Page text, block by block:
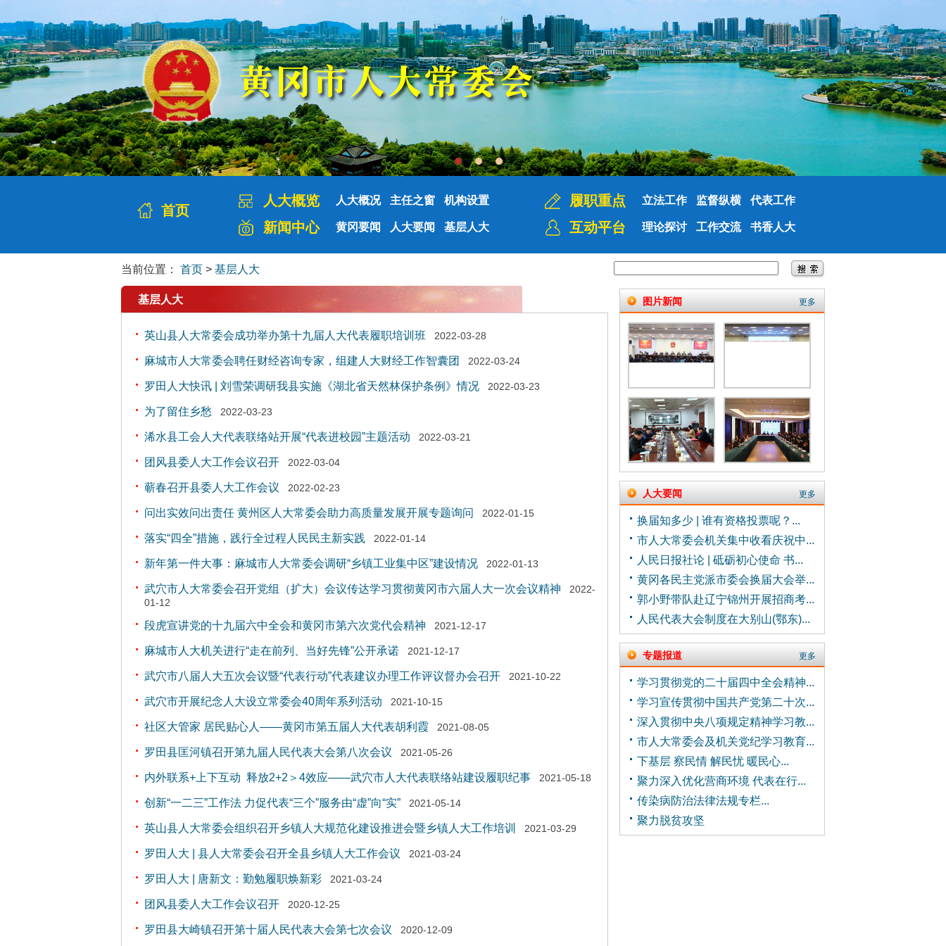
首页
人大概览 人大概况 主任之窗 机构设置
新闻中心 黄冈要闻 人大要闻 基层人大
履职重点 立法工作 监督纵横 代表工作
互动平台 理论探讨 工作交流 书香人大
当前位置： 首页 > 基层人大
基层人大
英山县人大常委会成功举办第十九届人大代表履职培训班 2022-03-28
麻城市人大常委会聘任财经咨询专家，组建人大财经工作智囊团 2022-03-24
罗田人大快讯 | 刘雪荣调研我县实施《湖北省天然林保护条例》情况 2022-03-23
为了留住乡愁 2022-03-23
浠水县工会人大代表联络站开展“代表进校园”主题活动 2022-03-21
团风县委人大工作会议召开 2022-03-04
蕲春召开县委人大工作会议 2022-02-23
问出实效问出责任 黄州区人大常委会助力高质量发展开展专题询问 2022-01-15
落实“四全”措施，践行全过程人民民主新实践 2022-01-14
新年第一件大事：麻城市人大常委会调研“乡镇工业集中区”建设情况 2022-01-13
武穴市人大常委会召开党组（扩大）会议传达学习贯彻黄冈市六届人大一次会议精神
2022-
01-12
段虎宣讲党的十九届六中全会和黄冈市第六次党代会精神 2021-12-17
麻城市人大机关进行“走在前列、当好先锋”公开承诺 2021-12-17
武穴市八届人大五次会议暨“代表行动”代表建议办理工作评议督办会召开 2021-10-22
武穴市开展纪念人大设立常委会40周年系列活动 2021-10-15
社区大管家 居民贴心人——黄冈市第五届人大代表胡利霞 2021-08-05
罗田县匡河镇召开第九届人民代表大会第八次会议 2021-05-26
内外联系+上下互动 释放2+2＞4效应——武穴市人大代表联络站建设履职纪事 2021-05-18
创新“一二三”工作法 力促代表“三个”服务由“虚”向“实” 2021-05-14
英山县人大常委会组织召开乡镇人大规范化建设推进会暨乡镇人大工作培训 2021-03-29
罗田人大 | 县人大常委会召开全县乡镇人大工作会议 2021-03-24
罗田人大 | 唐新文：勤勉履职焕新彩 2021-03-24
团风县委人大工作会议召开 2020-12-25
罗田县大崎镇召开第十届人民代表大会第七次会议 2020-12-09
图片新闻 更多
人大要闻 更多
换届知多少 | 谁有资格投票呢？...
市人大常委会机关集中收看庆祝中...
人民日报社论 | 砥砺初心使命 书...
黄冈各民主党派市委会换届大会举...
郭小野带队赴辽宁锦州开展招商考...
人民代表大会制度在大别山(鄂东)...
专题报道 更多
学习贯彻党的二十届四中全会精神...
学习宣传贯彻中国共产党第二十次...
深入贯彻中央八项规定精神学习教...
市人大常委会及机关党纪学习教育...
下基层 察民情 解民忧 暖民心...
聚力深入优化营商环境 代表在行...
传染病防治法律法规专栏...
聚力脱贫攻坚